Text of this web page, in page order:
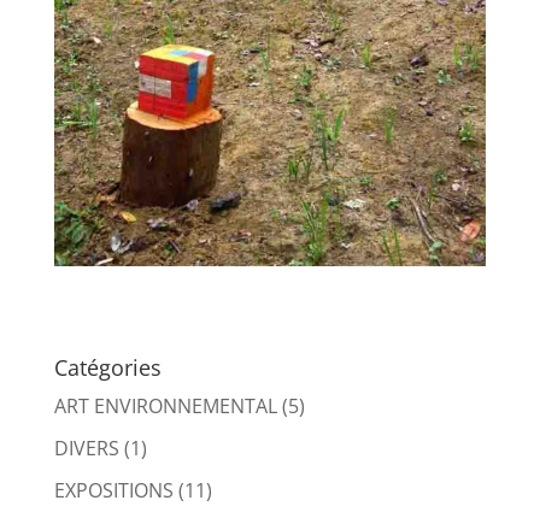
Catégories
ART ENVIRONNEMENTAL(5)
DIVERS (1)
EXPOSITIONS (11)